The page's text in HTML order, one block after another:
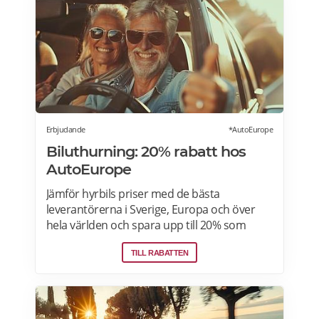
Erbjudande *AutoEurope
Biluthurning: 20% rabatt hos
AutoEurope
Jämför hyrbils priser med de bästa
leverantörerna i Sverige, Europa och över
hela världen och spara upp till 20% som
medlem! Upptäck speciella priser på Auto
Europe hemsida!TILL RABATTEN